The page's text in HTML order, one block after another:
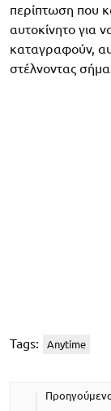
περίπτωση που
αυτοκίνητο για
καταγραφούν,
στέλνοντας
Tags: Anytime